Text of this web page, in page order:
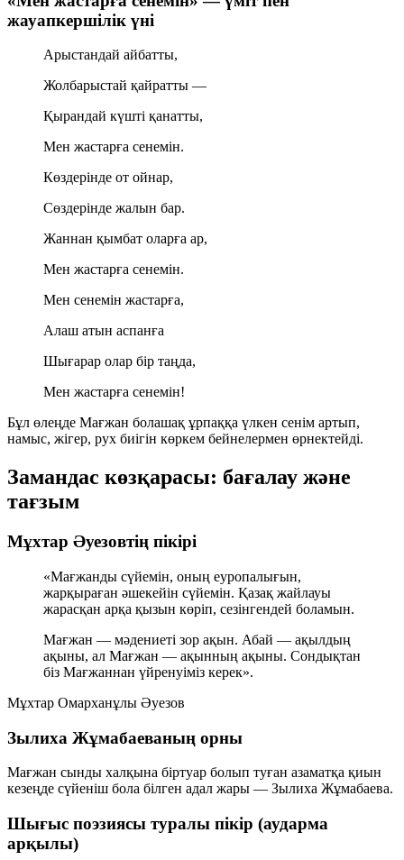
жауапкершілік үні
Арыстандай айбатты,
Жолбарыстай қайратты —
Қырандай күшті қанатты,
Мен жастарға сенемін.
Көздерінде от ойнар,
Сөздерінде жалын бар.
Жаннан қымбат оларға ар,
Мен жастарға сенемін.
Мен сенемін жастарға,
Алаш атын аспанға
Шығарар олар бір таңда,
Мен жастарға сенемін!
Бұл өлеңде Мағжан болашақ ұрпаққа үлкен сенім артып,
намыс, жігер, рух биігін көркем бейнелермен өрнектейді.
Замандас көзқарасы: бағалау және
тағзым
Мұхтар Әуезовтің пікірі
«Мағжанды сүйемін, оның еуропалығын,
жарқыраған әшекейін сүйемін. Қазақ жайлауы
жарасқан арқа қызын көріп, сезінгендей боламын.
Мағжан — мәдениеті зор ақын. Абай — ақылдың
ақыны, ал Мағжан — ақынның ақыны. Сондықтан
біз Мағжаннан үйренуіміз керек».
Мұхтар Омарханұлы Әуезов
Зылиха Жұмабаеваның орны
Мағжан сынды халқына біртуар болып туған азаматқа қиын
кезеңде сүйеніш бола білген адал жары — Зылиха Жұмабаева.
Шығыс поэзиясы туралы пікір (аударма
арқылы)